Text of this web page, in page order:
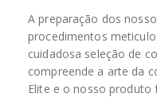
A preparação dos
procedimentos
cuidadosa seleção de
compreende a arte da
Elite e o nosso produto